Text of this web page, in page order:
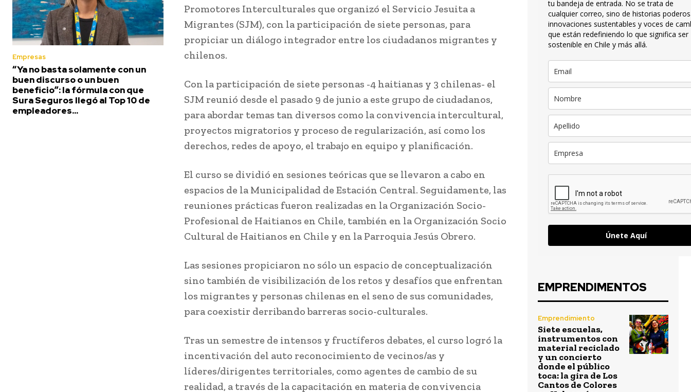
Empresas
“Ya no basta solamente con un
buen discurso o un buen
beneficio”: la fórmula con que
Sura Seguros llegó al Top 10 de
empleadores...
Promotores Interculturales que organizó el Servicio Jesuita a
Migrantes (SJM), con la participación de siete personas, para
propiciar un diálogo integrador entre los ciudadanos migrantes y
chilenos.
Con la participación de siete personas -4 haitianas y 3 chilenas- el
SJM reunió desde el pasado 9 de junio a este grupo de ciudadanos,
para abordar temas tan diversos como la convivencia intercultural,
proyectos migratorios y proceso de regularización, así como los
derechos, redes de apoyo, el trabajo en equipo y planificación.
El curso se dividió en sesiones teóricas que se llevaron a cabo en
espacios de la Municipalidad de Estación Central. Seguidamente, las
reuniones prácticas fueron realizadas en la Organización Socio-
Profesional de Haitianos en Chile, también en la Organización Socio
Cultural de Haitianos en Chile y en la Parroquia Jesús Obrero.
Las sesiones propiciaron no sólo un espacio de conceptualización
sino también de visibilización de los retos y desafíos que enfrentan
los migrantes y personas chilenas en el seno de sus comunidades,
para coexistir derribando barreras socio-culturales.
Tras un semestre de intensos y fructíferos debates, el curso logró la
incentivación del auto reconocimiento de vecinos/as y
líderes/dirigentes territoriales, como agentes de cambio de su
realidad, a través de la capacitación en materia de convivencia
tu bandeja de entrada. No se trata de
cualquier correo, sino de historias
innovaciones sustentables y voces de
que están redefiniendo lo que significa ser
sostenible en Chile y más allá.
Únete Aquí
EMPRENDIMENTOS
Emprendimiento
Siete escuelas,
instrumentos con
material reciclado
y un concierto
donde el público
toca: la gira de Los
Cantos de Colores